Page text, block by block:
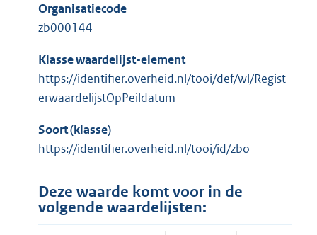
Organisatiecode
zb000144
Klasse waardelijst-element
https://identifier.overheid.nl/tooi/def/wl/Regist
erwaardelijstOpPeildatum
Soort (klasse)
https://identifier.overheid.nl/tooi/id/zbo
Deze waarde komt voor in de
volgende waardelijsten: